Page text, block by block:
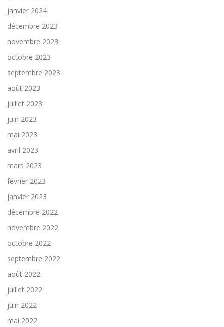
janvier 2024
décembre 2023
novembre 2023
octobre 2023
septembre 2023
août 2023
juillet 2023
juin 2023
mai 2023
avril 2023
mars 2023
février 2023
janvier 2023
décembre 2022
novembre 2022
octobre 2022
septembre 2022
août 2022
juillet 2022
juin 2022
mai 2022